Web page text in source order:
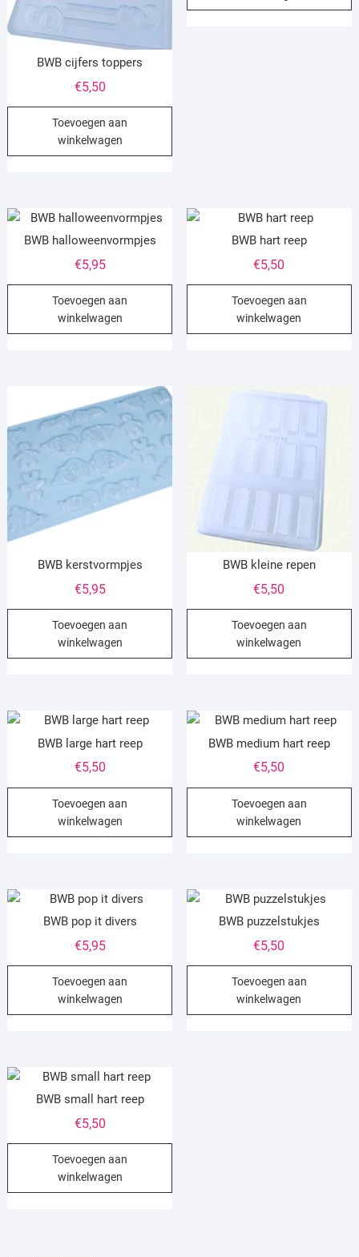
BWB cijfers toppers
€5,50
Toevoegen aan
winkelwagen
BWB halloweenvormpjes
€5,95
Toevoegen aan
winkelwagen
BWB hart reep
€5,50
Toevoegen aan
winkelwagen
BWB kerstvormpjes
€5,95
Toevoegen aan
winkelwagen
BWB kleine repen
€5,50
Toevoegen aan
winkelwagen
BWB large hart reep
€5,50
Toevoegen aan
winkelwagen
BWB medium hart reep
€5,50
Toevoegen aan
winkelwagen
BWB pop it divers
€5,95
Toevoegen aan
winkelwagen
BWB puzzelstukjes
€5,50
Toevoegen aan
winkelwagen
BWB small hart reep
€5,50
Toevoegen aan
winkelwagen